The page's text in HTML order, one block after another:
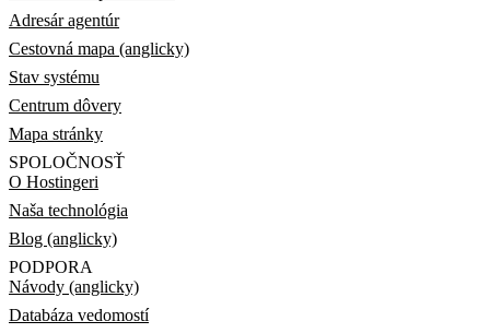
Adresár agentúr
Cestovná mapa (anglicky)
Stav systému
Centrum dôvery
Mapa stránky
SPOLOČNOSŤ
O Hostingeri
Naša technológia
Blog (anglicky)
PODPORA
Návody (anglicky)
Databáza vedomostí